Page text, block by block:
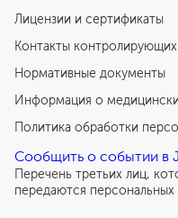
Лицензии и сертификаты
Контакты
Нормативные документы
Информация о
Политика обработки
Сообщить о событии в
Перечень третьих лиц,
передаются